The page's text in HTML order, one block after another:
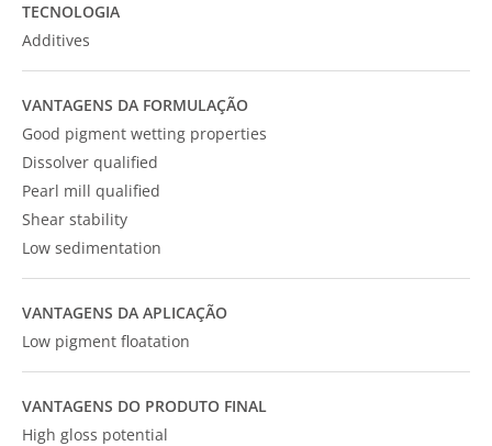
TECNOLOGIA
Additives
VANTAGENS DA FORMULAÇÃO
Good pigment wetting properties
Dissolver qualified
Pearl mill qualified
Shear stability
Low sedimentation
VANTAGENS DA APLICAÇÃO
Low pigment floatation
VANTAGENS DO PRODUTO FINAL
High gloss potential